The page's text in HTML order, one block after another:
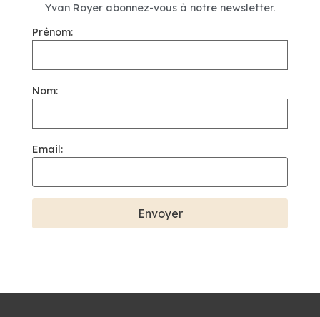
Yvan Royer abonnez-vous à notre newsletter.
Prénom:
Nom:
Email: